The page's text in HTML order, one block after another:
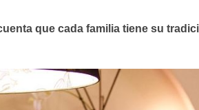
que cada familia tiene su